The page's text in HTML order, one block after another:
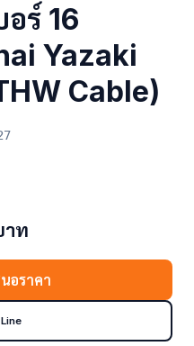
ร์ 16
Yazaki
Cable)
าท
อราคา